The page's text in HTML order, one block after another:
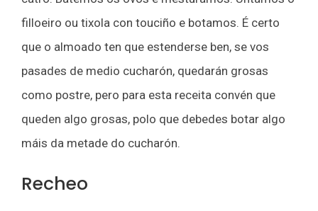
filloeiro ou tixola con touciño e botamos. É certo
que o almoado ten que estenderse ben, se vos
pasades de medio cucharón, quedarán grosas
como postre, pero para esta receita convén que
queden algo grosas, polo que debedes botar algo
máis da metade do cucharón.
Recheo